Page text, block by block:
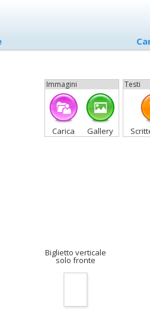
Immagini
Carica Gallery
Testi
Biglietto verticale
solo fronte